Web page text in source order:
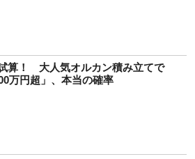
算！ 大人気オルカン積み立てで
万円超」、本当の確率